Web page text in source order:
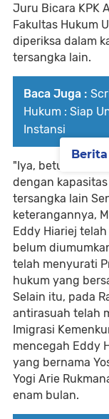
Juru Bicara KPK
Fakultas Hukum
diperiksa dalam
tersangka lain.
Baca Juga :
Hukum : Siap
Instansi
"Iya, betul
dengan
tersangka lain
keterangannya,
Eddy Hiariej
belum
telah menyurati
hukum yang
Selain itu, pada
antirasuah telah
Imigrasi
mencegah Eddy
yang bernama
Yogi Arie
enam bulan.